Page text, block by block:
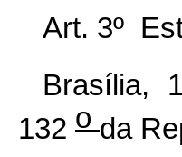
Art. 3º
Brasília,
132 o da